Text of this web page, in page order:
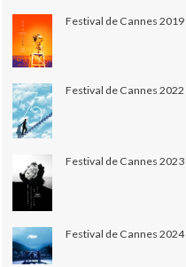
Festival de Cannes 2019
Festival de Cannes 2022
Festival de Cannes 2023
Festival de Cannes 2024